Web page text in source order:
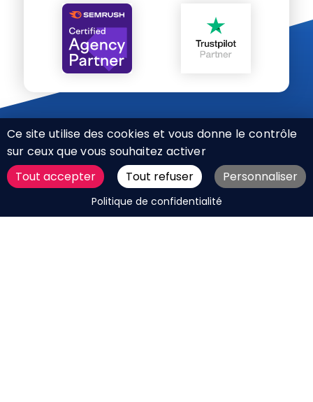
DEMANDER UN DEVIS
CHARTE RÉSEAUX SOCIAUX
MENTIONS LÉGALES
Ce site utilise des cookies et vous donne le contrôle
sur ceux que vous souhaitez activer
Tout accepter
Tout refuser Personnaliser
Politique de confidentialité